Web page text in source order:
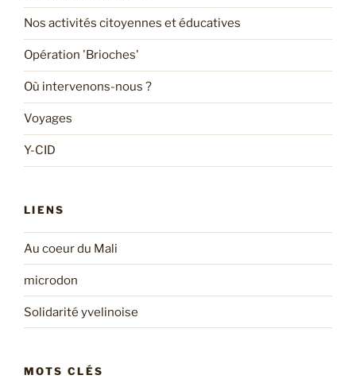
Nos activités citoyennes et éducatives
Opération 'Brioches'
Où intervenons-nous ?
Voyages
Y-CID
LIENS
Au coeur du Mali
microdon
Solidarité yvelinoise
MOTS CLÉS